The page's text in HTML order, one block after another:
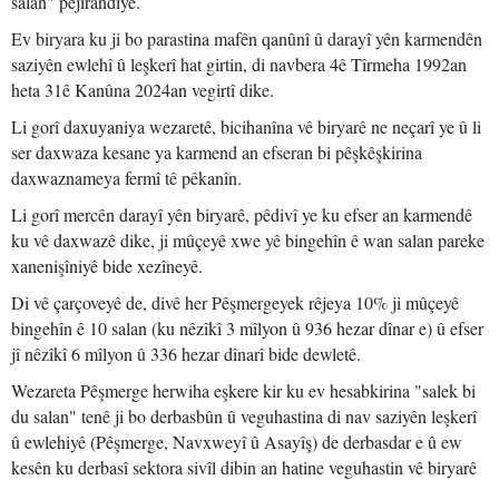
Ev biryara ku ji bo parastina mafên qanûnî û darayî yên karmendên
saziyên ewlehî û leşkerî hat girtin, di navbera 4ê Tîrmeha 1992an
heta 31ê Kanûna 2024an vegirtî dike.
Li gorî daxuyaniya wezaretê, bicihanîna vê biryarê ne neçarî ye û li
ser daxwaza kesane ya karmend an efseran bi pêşkêşkirina
daxwaznameya fermî tê pêkanîn.
Li gorî mercên darayî yên biryarê, pêdivî ye ku efser an karmendê
ku vê daxwazê dike, ji mûçeyê xwe yê bingehîn ê wan salan pareke
xanenişîniyê bide xezîneyê.
Di vê çarçoveyê de, divê her Pêşmergeyek rêjeya 10% ji mûçeyê
bingehîn ê 10 salan (ku nêzîkî 3 mîlyon û 936 hezar dînar e) û efser
jî nêzîkî 6 mîlyon û 336 hezar dînarî bide dewletê.
Wezareta Pêşmerge herwiha eşkere kir ku ev hesabkirina "salek bi
du salan" tenê ji bo derbasbûn û veguhastina di nav saziyên leşkerî
û ewlehiyê (Pêşmerge, Navxweyî û Asayîş) de derbasdar e û ew
kesên ku derbasî sektora sivîl dibin an hatine veguhastin vê biryarê